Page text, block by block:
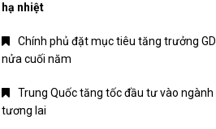
hạ nhiệt
Chính phủ đặt mục tiêu tăng trưởng
nửa cuối năm
Trung Quốc tăng tốc đầu tư vào ngành
tương lai